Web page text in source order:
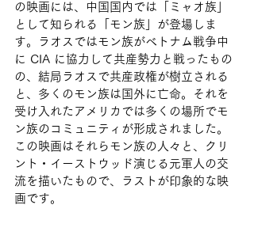
の映画には、中国国内では「ミャオ族」
として知られる「モン族」が登場しま
す。ラオスではモン族がベトナム戦争中
に CIA に協力して共産勢力と戦ったもの
の、結局ラオスで共産政権が樹立される
と、多くのモン族は国外に亡命。それを
受け入れたアメリカでは多くの場所でモ
ン族のコミュニティが形成されました。
この映画はそれらモン族の人々と、クリ
ント・イーストウッド演じる元軍人の交
流を描いたもので、ラストが印象的な映
画です。